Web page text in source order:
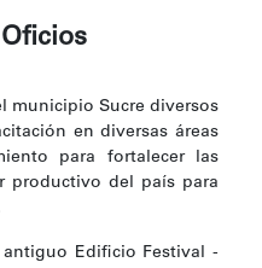
municipio Sucre diversos
en diversas áreas
para fortalecer las
productivo del país para
Edificio Festival -